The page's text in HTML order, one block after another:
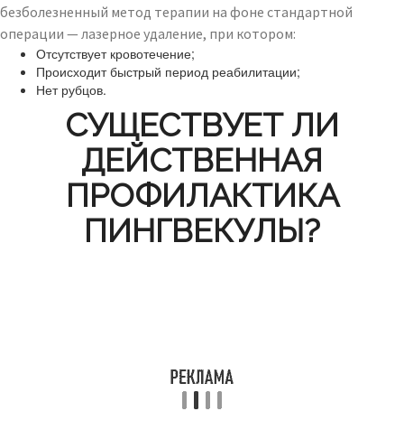
безболезненный метод терапии на фоне стандартной
операции — лазерное удаление, при котором:
Отсутствует кровотечение;
Происходит быстрый период реабилитации;
Нет рубцов.
СУЩЕСТВУЕТ ЛИ
ДЕЙСТВЕННАЯ
ПРОФИЛАКТИКА
ПИНГВЕКУЛЫ?